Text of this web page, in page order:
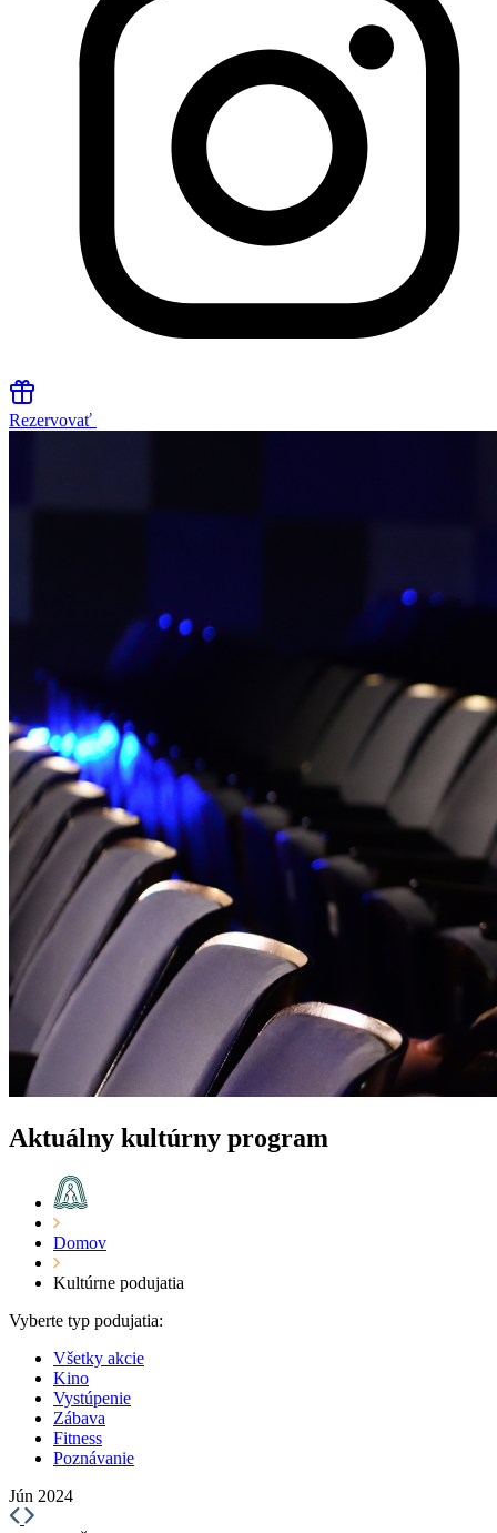
Rezervovať
Aktuálny kultúrny program
Domov
Kultúrne podujatia
Vyberte typ podujatia:
Všetky akcie
Kino
Vystúpenie
Zábava
Fitness
Poznávanie
Jún 2024